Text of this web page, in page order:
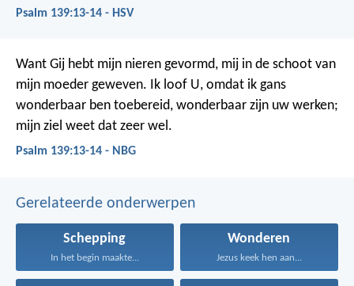
Psalm 139:13-14 - HSV
Want Gij hebt mijn nieren gevormd, mij in de schoot van
mijn moeder geweven. Ik loof U, omdat ik gans
wonderbaar ben toebereid, wonderbaar zijn uw werken;
mijn ziel weet dat zeer wel.
Psalm 139:13-14 - NBG
Gerelateerde onderwerpen
Schepping
In het begin maakte...
Wonderen
Jezus keek hen aan...